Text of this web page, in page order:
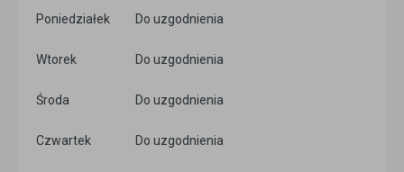
Poniedziałek Do uzgodnienia
Wtorek Do uzgodnienia
Środa Do uzgodnienia
Czwartek Do uzgodnienia